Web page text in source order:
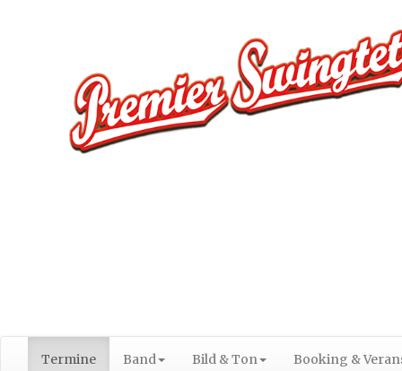
Termine Band Bild & Ton Booking &